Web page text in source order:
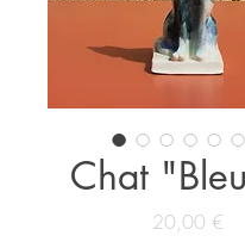
Chat
20,00 €Prix